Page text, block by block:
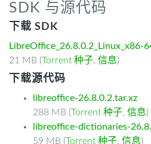
SDK 与源代码
下载 SDK
LibreOffice_26.8.0.2_Linux_x86-
21 MB (Torrent 种子, 信息)
下载源代码
libreoffice-26.8.0.2.tar.xz
288 MB (Torrent 种子, 信息)
libreoffice-dictionaries-
59 MB (Torrent 种子, 信息)